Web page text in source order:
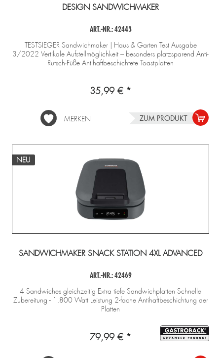
DESIGN SANDWICHMAKER
ART.-NR.: 42443
TESTSIEGER Sandwichmaker | Haus & Garten Test Ausgabe
3/2022 Vertikale Aufstellmöglichkeit – besonders platzsparend Anti-
Rutsch-Füße Antihaftbeschichtete Toastplatten
35,99 € *
MERKEN ZUM PRODUKT
NEU
SANDWICHMAKER SNACK STATION 4XL ADVANCED
ART.-NR.: 42469
4 Sandwiches gleichzeitig Extra tiefe Sandwichplatten Schnelle
Zubereitung - 1.800 Watt Leistung 2-fache Antihaftbeschichtung der
Platten
79,99 € *